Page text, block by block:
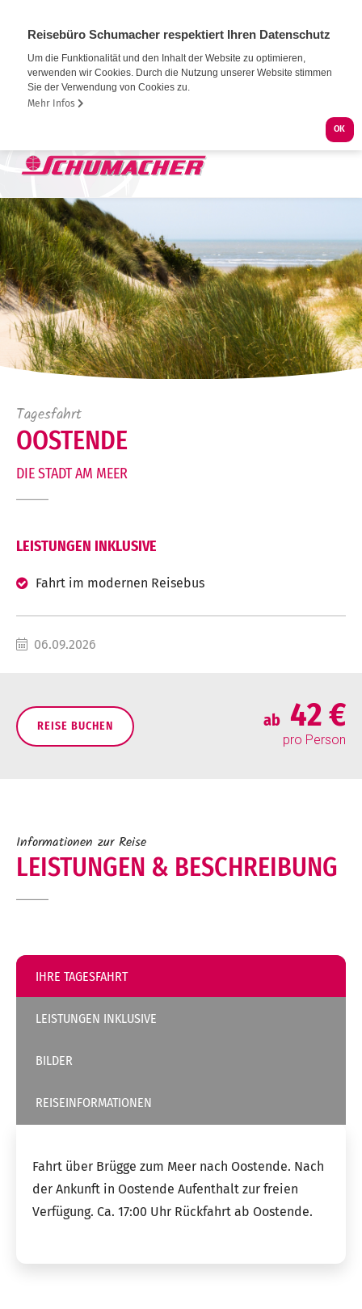
Reisebüro Schumacher respektiert Ihren Datenschutz
Um die Funktionalität und den Inhalt der Website zu optimieren,
verwenden wir Cookies. Durch die Nutzung unserer Website stimmen
Sie der Verwendung von Cookies zu.
Mehr Infos
OK
Tagesfahrt
OOSTENDE
DIE STADT AM MEER
LEISTUNGEN INKLUSIVE
Fahrt im modernen Reisebus
06.09.2026
REISE BUCHEN ab 42 €
pro Person
Informationen zur Reise
LEISTUNGEN & BESCHREIBUNG
IHRE TAGESFAHRT
LEISTUNGEN INKLUSIVE
BILDER
REISEINFORMATIONEN
Fahrt über Brügge zum Meer nach Oostende. Nach
der Ankunft in Oostende Aufenthalt zur freien
Verfügung. Ca. 17:00 Uhr Rückfahrt ab Oostende.